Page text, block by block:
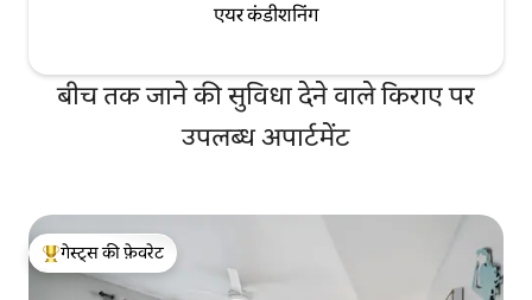
एयर कंडीशनिंग
बीच तक जाने की सुविधा देने वाले किराए पर
उपलब्ध अपार्टमेंट
गेस्ट्स का टॉप फ़ेवरेट
गेस्ट्स की फ़ेवरेट